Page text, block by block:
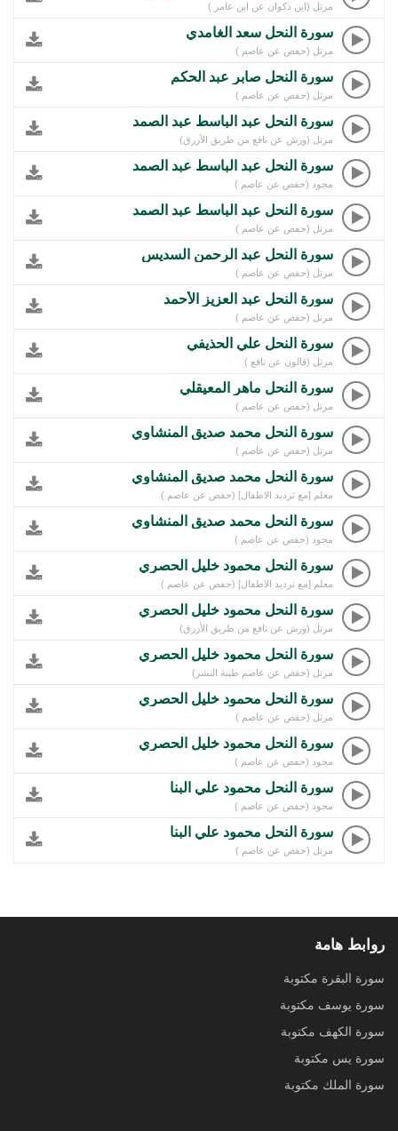
مرتل (ابن ذكوان عن ابن عامر )
سورة النحل سعد الغامدي
مرتل (حفص عن عاصم )
سورة النحل صابر عبد الحكم
مرتل (حفص عن عاصم )
سورة النحل عبد الباسط عبد الصمد
مرتل (ورش عن نافع من طريق الأزرق)
سورة النحل عبد الباسط عبد الصمد
مجود (حفص عن عاصم )
سورة النحل عبد الباسط عبد الصمد
مرتل (حفص عن عاصم )
سورة النحل عبد الرحمن السديس
مرتل (حفص عن عاصم )
سورة النحل عبد العزيز الأحمد
مرتل (حفص عن عاصم )
سورة النحل علي الحذيفي
مرتل (قالون عن نافع )
سورة النحل ماهر المعيقلي
مرتل (حفص عن عاصم )
سورة النحل محمد صديق المنشاوي
مرتل (حفص عن عاصم )
سورة النحل محمد صديق المنشاوي
معلم [مع ترديد الاطفال] (حفص عن عاصم )
سورة النحل محمد صديق المنشاوي
مجود (حفص عن عاصم )
سورة النحل محمود خليل الحصري
معلم [مع ترديد الاطفال] (حفص عن عاصم )
سورة النحل محمود خليل الحصري
مرتل (ورش عن نافع من طريق الأزرق)
سورة النحل محمود خليل الحصري
مرتل (حفص عن عاصم طيبة النشر)
سورة النحل محمود خليل الحصري
مرتل (حفص عن عاصم )
سورة النحل محمود خليل الحصري
مجود (حفص عن عاصم )
سورة النحل محمود علي البنا
مجود (حفص عن عاصم )
سورة النحل محمود علي البنا
مرتل (حفص عن عاصم )
روابط هامة
سورة البقرة مكتوبة
سورة يوسف مكتوبة
سورة الكهف مكتوبة
سورة يس مكتوبة
سورة الملك مكتوبة